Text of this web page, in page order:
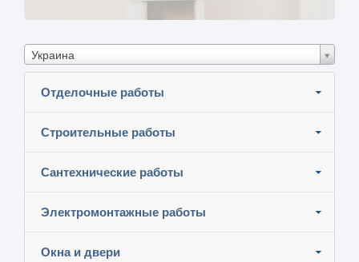
Украина
Отделочные работы
Строительные работы
Сантехнические работы
Электромонтажные работы
Окна и двери